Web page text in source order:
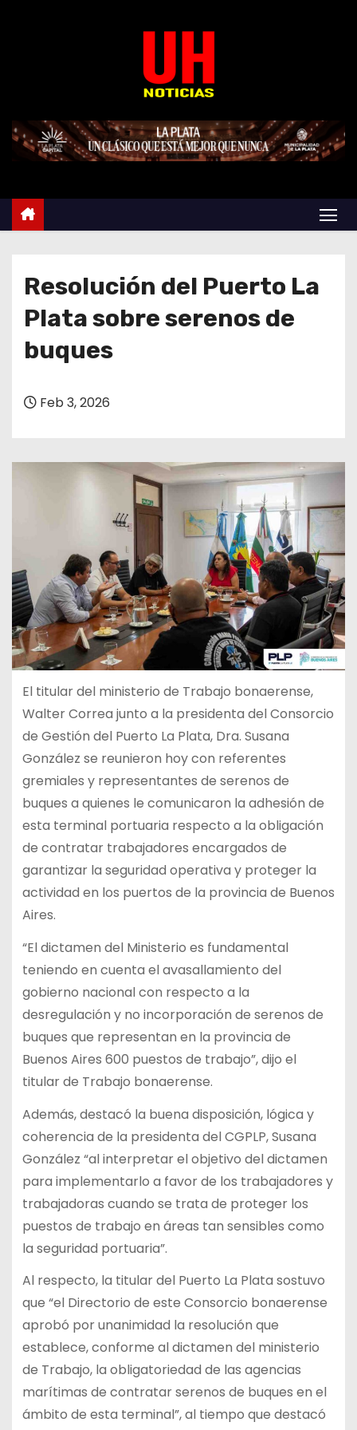
e
Resolución del Puerto La
Plata sobre serenos de
buques
Feb 3, 2026
El titular del ministerio de Trabajo bonaerense,
Walter Correa junto a la presidenta del Consorcio
de Gestión del Puerto La Plata, Dra. Susana
González se reunieron hoy con referentes
gremiales y representantes de serenos de
buques a quienes le comunicaron la adhesión de
esta terminal portuaria respecto a la obligación
de contratar trabajadores encargados de
garantizar la seguridad operativa y proteger la
actividad en los puertos de la provincia de Buenos
Aires.
“El dictamen del Ministerio es fundamental
teniendo en cuenta el avasallamiento del
gobierno nacional con respecto a la
desregulación y no incorporación de serenos de
buques que representan en la provincia de
Buenos Aires 600 puestos de trabajo”, dijo el
titular de Trabajo bonaerense.
Además, destacó la buena disposición, lógica y
coherencia de la presidenta del CGPLP, Susana
González “al interpretar el objetivo del dictamen
para implementarlo a favor de los trabajadores y
trabajadoras cuando se trata de proteger los
puestos de trabajo en áreas tan sensibles como
la seguridad portuaria”.
Al respecto, la titular del Puerto La Plata sostuvo
que “el Directorio de este Consorcio bonaerense
aprobó por unanimidad la resolución que
establece, conforme al dictamen del ministerio
de Trabajo, la obligatoriedad de las agencias
marítimas de contratar serenos de buques en el
ámbito de esta terminal”, al tiempo que destacó